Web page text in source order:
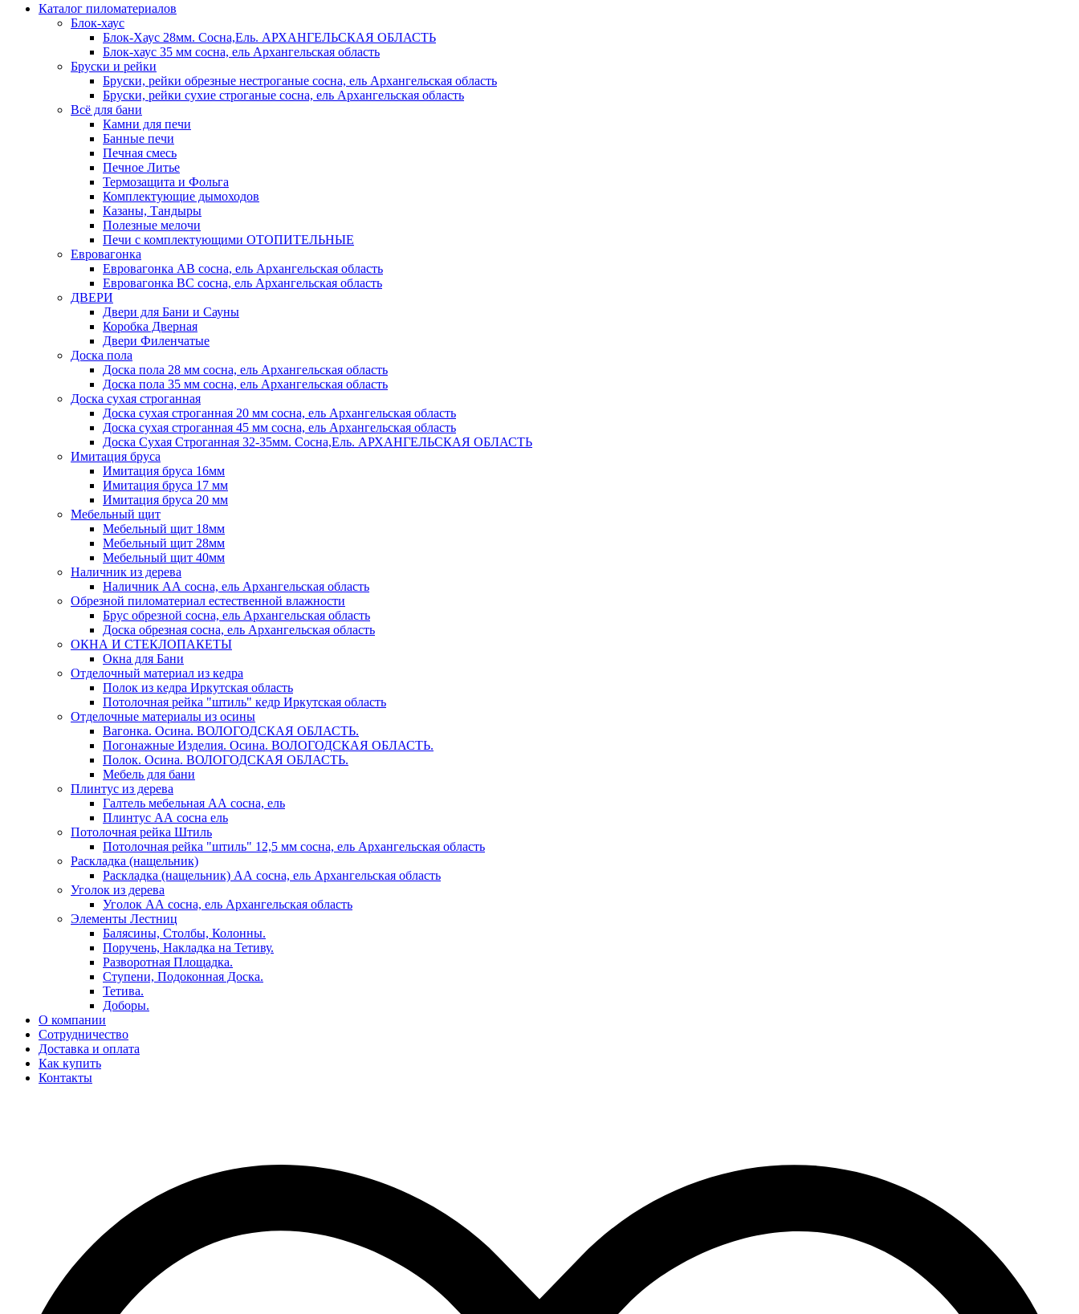
Каталог пиломатериалов
Блок-хаус
Блок-Хаус 28мм. Сосна,Ель. АРХАНГЕЛЬСКАЯ ОБЛАСТЬ
Блок-хаус 35 мм сосна, ель Архангельская область
Бруски и рейки
Бруски, рейки обрезные нестроганые сосна, ель Архангельская область
Бруски, рейки сухие строганые сосна, ель Архангельская область
Всё для бани
Камни для печи
Банные печи
Печная смесь
Печное Литье
Термозащита и Фольга
Комплектующие дымоходов
Казаны, Тандыры
Полезные мелочи
Печи с комплектующими ОТОПИТЕЛЬНЫЕ
Евровагонка
Евровагонка АВ сосна, ель Архангельская область
Евровагонка ВС сосна, ель Архангельская область
ДВЕРИ
Двери для Бани и Сауны
Коробка Дверная
Двери Филенчатые
Доска пола
Доска пола 28 мм сосна, ель Архангельская область
Доска пола 35 мм сосна, ель Архангельская область
Доска сухая строганная
Доска сухая строганная 20 мм сосна, ель Архангельская область
Доска сухая строганная 45 мм сосна, ель Архангельская область
Доска Сухая Строганная 32-35мм. Сосна,Ель. АРХАНГЕЛЬСКАЯ ОБЛАСТЬ
Имитация бруса
Имитация бруса 16мм
Имитация бруса 17 мм
Имитация бруса 20 мм
Мебельный щит
Мебельный щит 18мм
Мебельный щит 28мм
Мебельный щит 40мм
Наличник из дерева
Наличник АА сосна, ель Архангельская область
Обрезной пиломатериал естественной влажности
Брус обрезной сосна, ель Архангельская область
Доска обрезная сосна, ель Архангельская область
ОКНА И СТЕКЛОПАКЕТЫ
Окна для Бани
Отделочный материал из кедра
Полок из кедра Иркутская область
Потолочная рейка "штиль" кедр Иркутская область
Отделочные материалы из осины
Вагонка. Осина. ВОЛОГОДСКАЯ ОБЛАСТЬ.
Погонажные Изделия. Осина. ВОЛОГОДСКАЯ ОБЛАСТЬ.
Полок. Осина. ВОЛОГОДСКАЯ ОБЛАСТЬ.
Мебель для бани
Плинтус из дерева
Галтель мебельная АА сосна, ель
Плинтус АА сосна ель
Потолочная рейка Штиль
Потолочная рейка "штиль" 12,5 мм сосна, ель Архангельская область
Раскладка (нащельник)
Раскладка (нащельник) АА сосна, ель Архангельская область
Уголок из дерева
Уголок АА сосна, ель Архангельская область
Элементы Лестниц
Балясины, Столбы, Колонны.
Поручень, Накладка на Тетиву.
Разворотная Площадка.
Ступени, Подоконная Доска.
Тетива.
Доборы.
О компании
Сотрудничество
Доставка и оплата
Как купить
Контакты